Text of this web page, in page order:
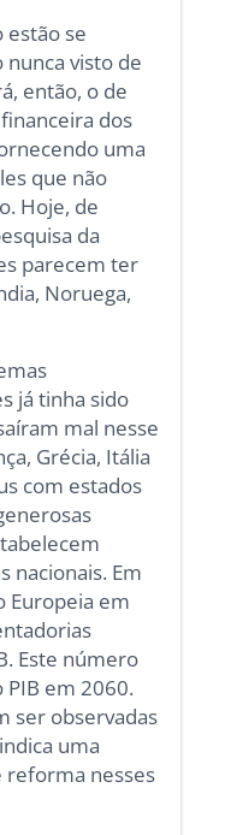
estão se
visto de
então, o de
dos
uma
que não
Hoje, de
da
parecem ter
Noruega,
já tinha sido
mal nesse
Grécia, Itália
com estados
nacionais. Em
Europeia em
Este número
PIB em 2060.
ser observadas
uma
reforma nesses